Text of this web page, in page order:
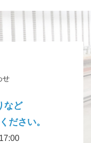
せ
など
ださい。